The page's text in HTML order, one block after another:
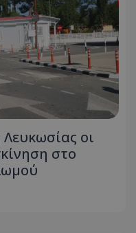
οι
στο